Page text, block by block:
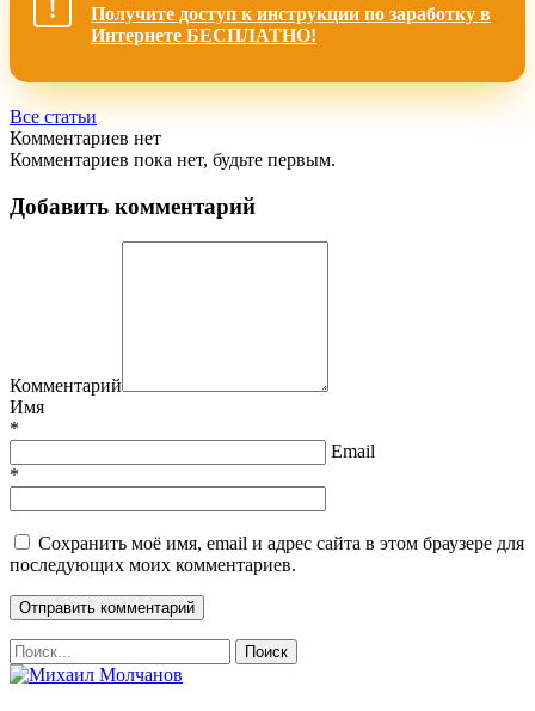
Получите доступ к инструкции по заработку в
Интернете БЕСПЛАТНО!
Все статьи
Комментариев нет
Комментариев пока нет, будьте первым.
Добавить комментарий
Комментарий
Имя
*
Email
*
Сохранить моё имя, email и адрес сайта в этом браузере для
последующих моих комментариев.